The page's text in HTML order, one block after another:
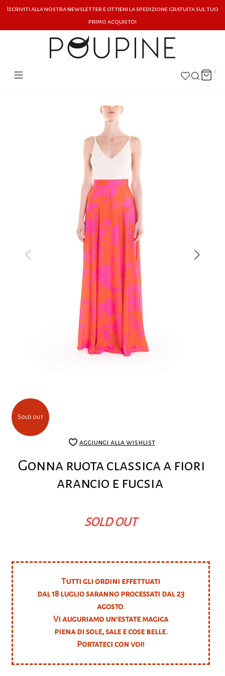
Iscriviti alla nostra newsletter e ottieni la spedizione gratuita sul tuo
primo acquisto!
0
Gonna ruota classica a fiori
arancio e fucsia
Sold out
SOLD OUT
aggiungi alla wishlist
Tutti gli ordini effettuati
dal 18 luglio saranno processati dal 23
agosto.
Vi auguriamo un'estate magica
piena di sole, sale e cose belle.
Portateci con voi!